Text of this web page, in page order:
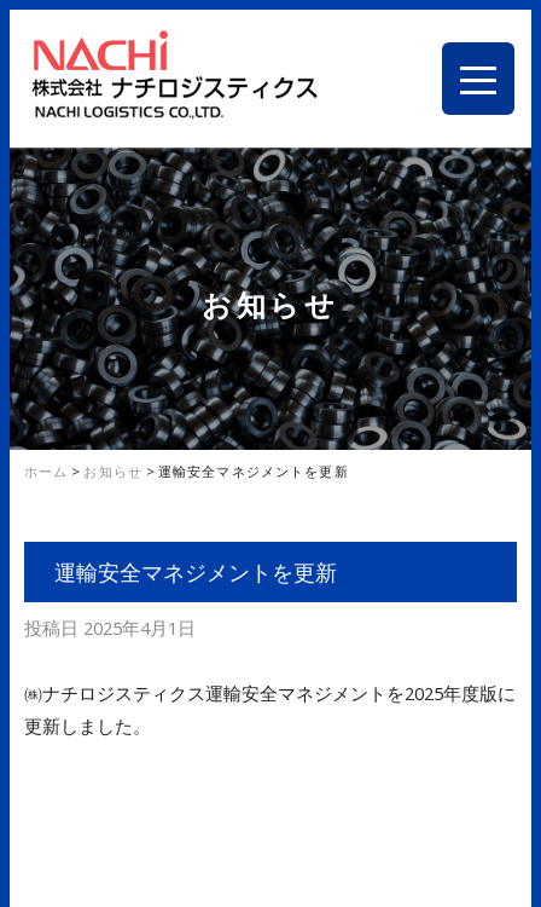
お知らせ
ホーム > お知らせ > 運輸安全マネジメントを更新
運輸安全マネジメントを更新
投稿日 2025年4月1日
㈱ナチロジスティクス運輸安全マネジメントを2025年度版に
更新しました。